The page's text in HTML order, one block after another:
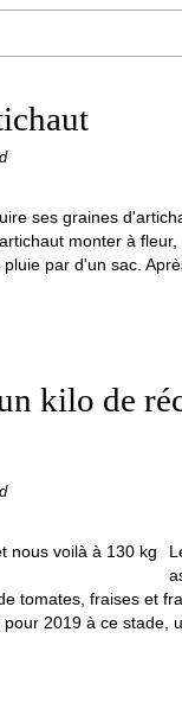
ses graines
monter à
par d'un sac.
kilo de
tomates, fraises et
2019 à ce stade,